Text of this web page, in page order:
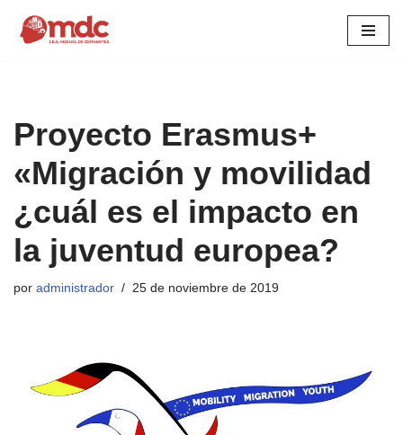
Saltar
Proyecto Erasmus+
«Migración y movilidad
¿cuál es el impacto en
la juventud europea?
por administrador 25 de noviembre de 2019